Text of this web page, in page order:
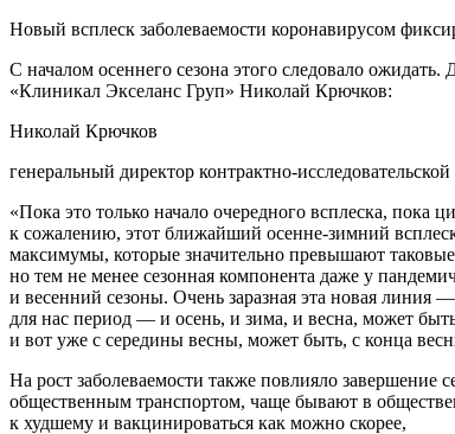
Новый всплеск заболеваемости коронавирусом
С началом осеннего сезона этого следовало
«Клиникал Экселанс Груп» Николай Крючков:
Николай Крючков
генеральный директор контрактно-
«Пока это только начало очередного всплеска,
к сожалению, этот ближайший осенне-зимний
максимумы, которые значительно превышают
но тем не менее сезонная компонента даже у
и весенний сезоны. Очень заразная эта новая линия
для нас период — и осень, и зима, и весна, может
и вот уже с середины весны, может быть, с конца
На рост заболеваемости также повлияло
общественным транспортом, чаще бывают в
к худшему и вакцинироваться как можно скорее,